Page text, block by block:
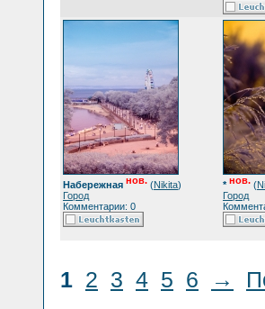
Набережная нов. (Nikita)
Город
Комментарии: 0
* нов. (
Город
1 2 3 4 5 6 →